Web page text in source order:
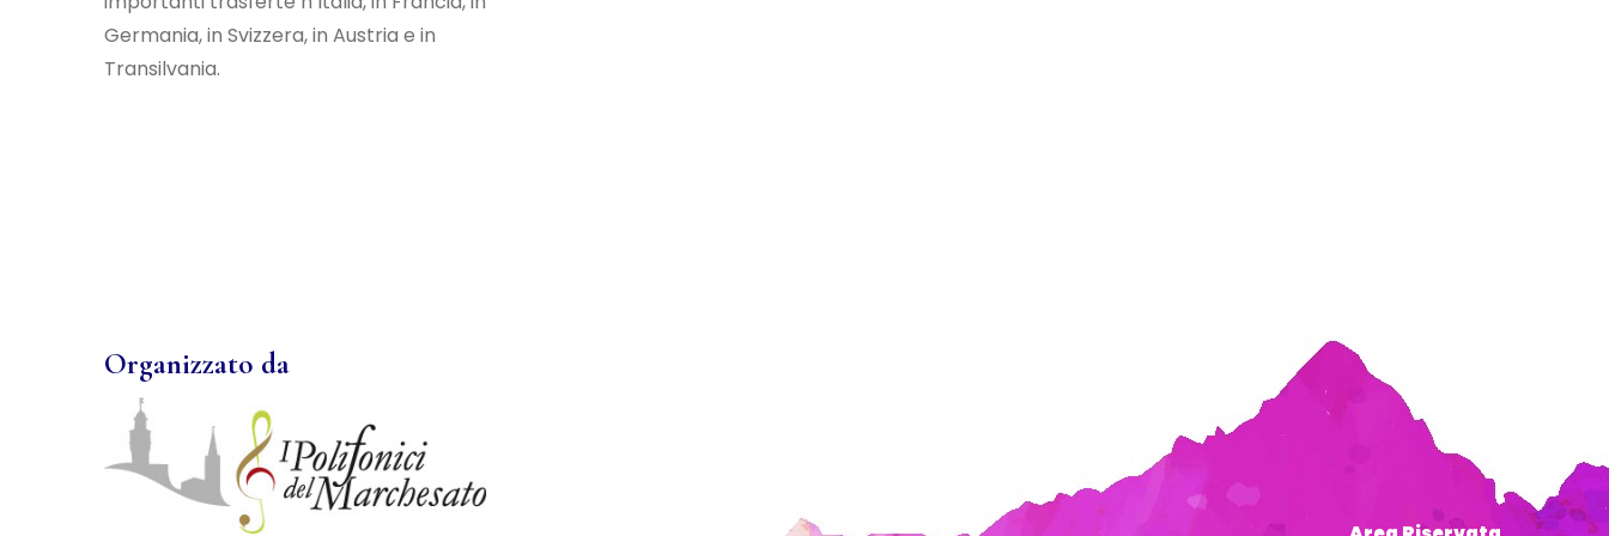
Germania, in Svizzera, in Austria e in
Transilvania.
Organizzato da